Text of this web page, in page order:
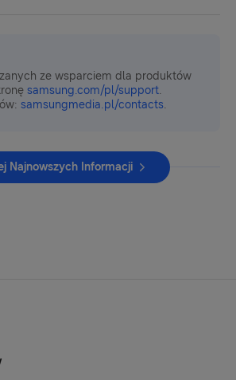
ze wsparciem dla produktów
samsung.com/pl/support.
samsungmedia.pl/contacts.
Najnowszych Informacji